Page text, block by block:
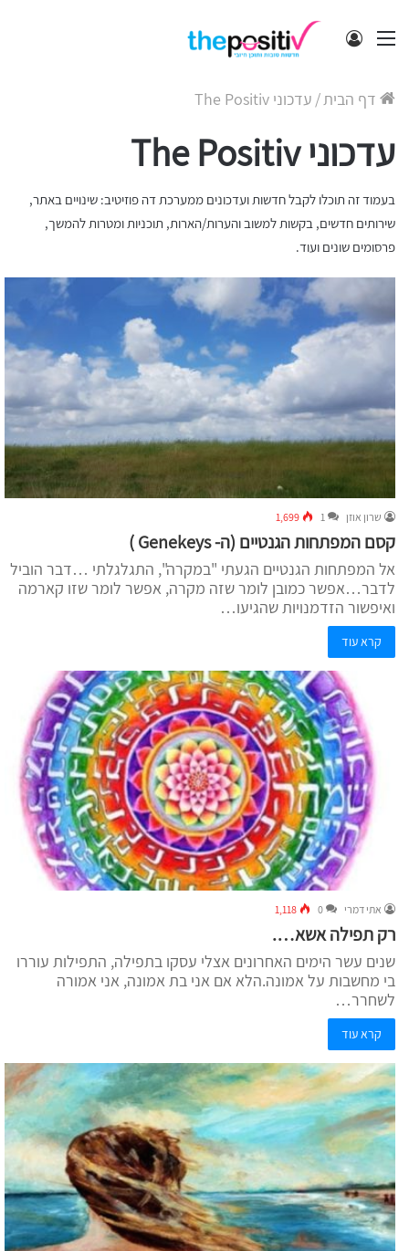
תפריט התחבר
דף הבית/ עדכוני The Positiv
עדכוני The Positiv
בעמוד זה תוכלו לקבל חדשות ועדכונים ממערכת דה פוזיטיב: שינויים באתר,
שירותים חדשים, בקשות למשוב והערות/הארות, תוכניות ומטרות להמשך,
פרסומים שונים ועוד.
שרון אוזן 1
1,699
קסם המפתחות הגנטיים (ה- Genekeys )
אל המפתחות הגנטיים הגעתי "במקרה", התגלגלתי …דבר הוביל
לדבר…אפשר כמובן לומר שזה מקרה, אפשר לומר שזו קארמה
ואיפשור הזדמנויות שהגיעו…
קרא עוד
אתי דמרי 0
1,118
רק תפילה אשא….
שנים עשר הימים האחרונים אצלי עסקו בתפילה, התפילות עוררו
בי מחשבות על אמונה.הלא אם אני בת אמונה, אני אמורה
לשחרר…
קרא עוד